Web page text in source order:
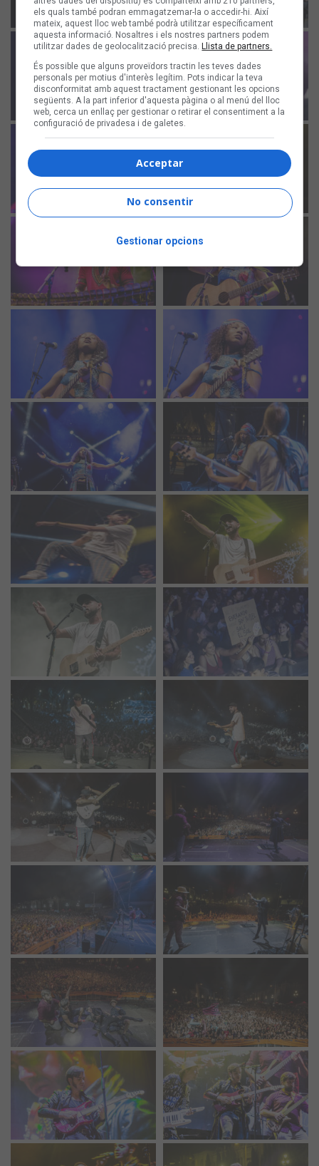
els quals també podran emmagatzemar-la o accedir-hi. Així
mateix, aquest lloc web també podrà utilitzar específicament
aquesta informació. Nosaltres i els nostres partners podem
utilitzar dades de geolocalització precisa. Llista de partners.
És possible que alguns proveïdors tractin les teves dades
personals per motius d'interès legítim. Pots indicar la teva
disconformitat amb aquest tractament gestionant les opcions
següents. A la part inferior d'aquesta pàgina o al menú del lloc
web, cerca un enllaç per gestionar o retirar el consentiment a la
configuració de privadesa i de galetes.
Acceptar
No consentir
Gestionar opcions